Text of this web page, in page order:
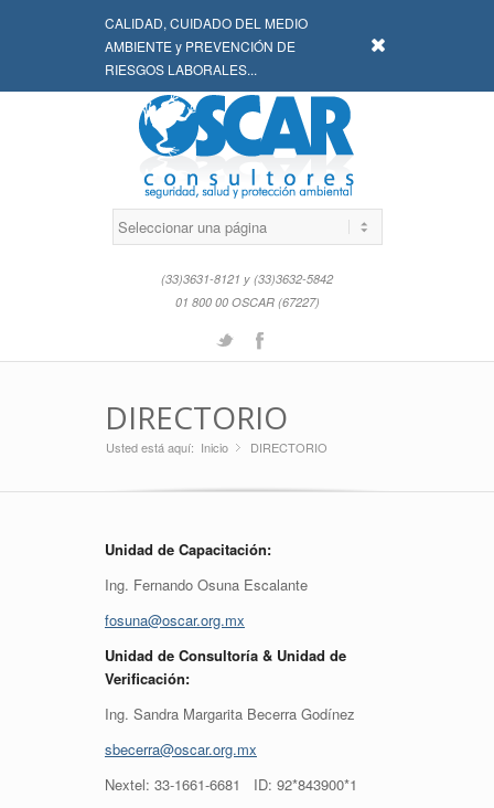
CALIDAD, CUIDADO DEL MEDIO
AMBIENTE y PREVENCIÓN DE
RIESGOS LABORALES...
(33)3631-8121 y (33)3632-5842
01 800 00 OSCAR (67227)
Twitter
DIRECTORIO
Usted está aquí: Inicio »
DIRECTORIO
Unidad de Capacitación:
Ing. Fernando Osuna Escalante
fosuna@oscar.org.mx
Unidad de Consultoría & Unidad de
Verificación:
Ing. Sandra Margarita Becerra Godínez
sbecerra@oscar.org.mx
Nextel: 33-1661-6681 ID: 92*843900*1